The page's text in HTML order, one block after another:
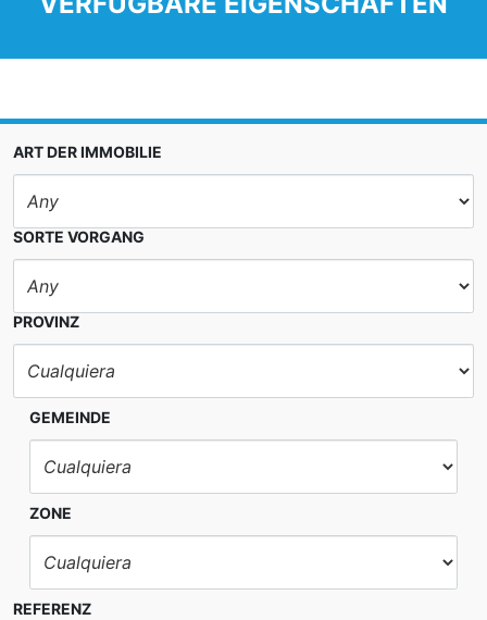
ART DER IMMOBILIE
SORTE VORGANG
PROVINZ
GEMEINDE
ZONE
REFERENZ